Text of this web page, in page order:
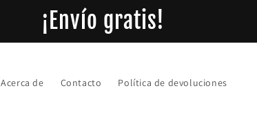
¡Envío gratis!
Acerca de Contacto Política de devoluciones